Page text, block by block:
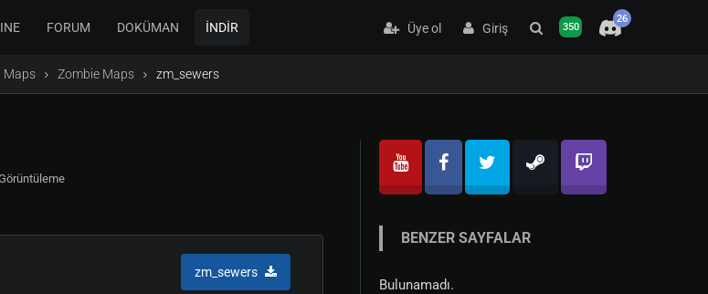
FORUM DOKÜMAN İNDİR Üye ol Giriş 350
26
Maps Zombie Maps zm_sewers
zm_sewers
BENZER SAYFALAR
Bulunamadı.